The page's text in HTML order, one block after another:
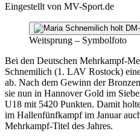
Eingestellt von MV-Sport.de
Weitsprung – Symbolfoto
Bei den Deutschen Mehrkampf-
Schnemilich (1. LAV Rostock)
ab. Nach dem Gewinn der
sie nun in Hannover Gold im
U18 mit 5420 Punkten. Damit
im Hallenfünfkampf im Januar
Mehrkampf-Titel des Jahres.